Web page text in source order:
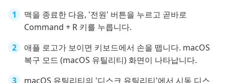
맥을 종료한 다음, '전원' 버튼을 누르고 곧바로
Command + R 키를 누릅니다.
애플 로고가 보이면 키보드에서 손을 뗍니다. macOS
복구 모드 (macOS 유틸리티) 화면이 나타납니다.
macOS 유틸리티의 '디스크 유틸리티'에서 시동 디스